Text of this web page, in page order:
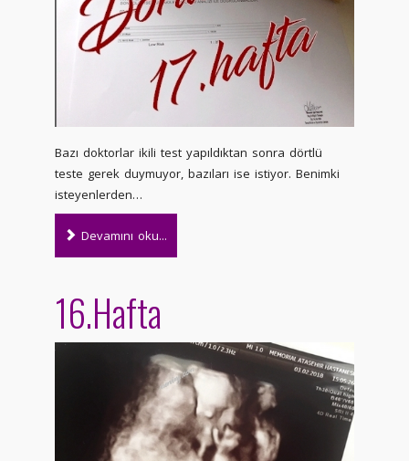
Bazı doktorlar ikili test yapıldıktan sonra dörtlü
teste gerek duymuyor, bazıları ise istiyor. Benimki
isteyenlerden…
Devamını oku...
16.Hafta